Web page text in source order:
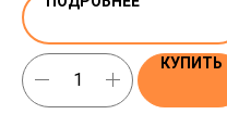
КУПИТЬ